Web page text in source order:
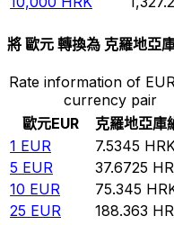
將 歐元 轉換為 克羅地亞
Rate information of
currency pair
歐元EUR 克羅地亞庫
1 EUR 7.5345
5 EUR 37.6725
10 EUR 75.345
25 EUR 188.363